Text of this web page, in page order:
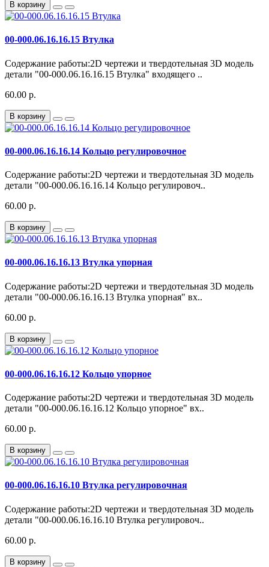
В корзину
00-000.06.16.16.15 Втулка
Содержание работы:2D чертежи и твердотельная 3D модель
детали "00-000.06.16.16.15 Втулка" входящего ..
60.00 р.
В корзину
00-000.06.16.16.14 Кольцо регулировочное
Содержание работы:2D чертежи и твердотельная 3D модель
детали "00-000.06.16.16.14 Кольцо регулировоч..
60.00 р.
В корзину
00-000.06.16.16.13 Втулка упорная
Содержание работы:2D чертежи и твердотельная 3D модель
детали "00-000.06.16.16.13 Втулка упорная" вх..
60.00 р.
В корзину
00-000.06.16.16.12 Кольцо упорное
Содержание работы:2D чертежи и твердотельная 3D модель
детали "00-000.06.16.16.12 Кольцо упорное" вх..
60.00 р.
В корзину
00-000.06.16.16.10 Втулка регулировочная
Содержание работы:2D чертежи и твердотельная 3D модель
детали "00-000.06.16.16.10 Втулка регулировоч..
60.00 р.
В корзину